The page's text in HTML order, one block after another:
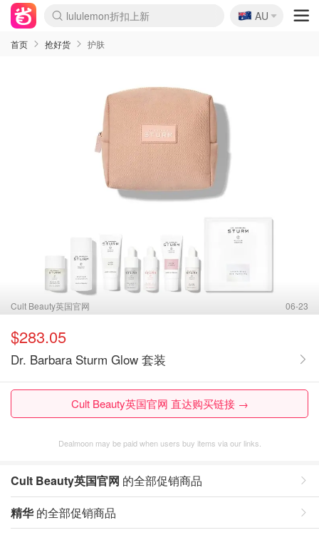
lululemon折扣上新
Sasa美妆护肤3.5折
SSENSE年中3折
FreshBeauty好价汇总
Cettire降价+叠9折
Farfetch折上8折
WWS Coles超市实拍
viagogo二手票捡漏
Myer清仓1折起
The Outnet奢牌1折起
David Jones 3折起
Flannels大牌1折
Perfumes Club护肤1折
AMIRO返校季6.2折
Oweek抽奖送Airpods
Amazon折扣汇总
eToro入金$200送$50
Amazon数码好物
ICONIC本周7.5折
ThedoubleF高奢地板价
Moose Knuckles 6折
丝芙兰5折起
EUFY官网3.7折起
Selenichast首饰2折
Trip机票酒店促销
YSL送5件彩妆礼
Amazon家居好物
BIGBANG巡演开票
David Jones时尚3折
Amazon美妆护肤
雅漾大喷$8
过敏原检测盒$33
伊索独家赠50ml沐浴露
科颜氏清仓3折
SEALIFE海洋馆门票6折
丝塔芙大白罐$16
订阅Newsletter送香薰
Cult Beauty 6.8折
Harrods圣诞日历2.3折
LN-CC奢牌私促3折
d'Alba空姐喷雾$16
EVE LOM套装逆天2折
Bernardelli独家4折
Adore Beauty 6折起
CT圣诞日历
Mytheresa奢品2.7折
Luxury Escapes 9折
Currentbody美容仪9折
卡诗9折+赠4件礼
MOON Garden Live
ALLSAINTS美衣3折
Roborock扫地机3.7折
Tingo Life水杯$24
Valentino官网5折
🇦🇺
AU
首页 抢好货 护肤
Cult Beauty英国官网 06-23
$283.05
Dr. Barbara Sturm Glow 套装
Cult Beauty英国官网 直达购买链接 →
Dealmoon may be paid when users buy items via our links.
Cult Beauty英国官网 的全部促销商品
精华的全部促销商品